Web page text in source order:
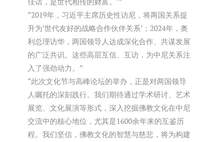
“2019年，习近平主席历史性访尼，将两国关系提
升为‘世代友好的战略合作伙伴关系’；2024年，奥
利总理访华，两国领导人达成深化合作、共谋发展
的广泛共识。这些高层互信、互访，为中尼关系注
入了强劲动力。”
“此次文化节与高峰论坛的举办，正是对两国领导
人嘱托的深刻践行。我们期待通过学术研讨、艺术
展览、文化展演等形式，深入挖掘佛教文化在中尼
交流中的核心地位，尤其是1600余年来的互鉴历
程。我们坚信，佛教文化的智慧与慈悲，将为构建